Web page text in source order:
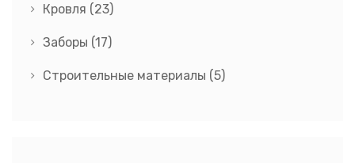
Кровля (23)
Заборы (17)
Строительные материалы (5)